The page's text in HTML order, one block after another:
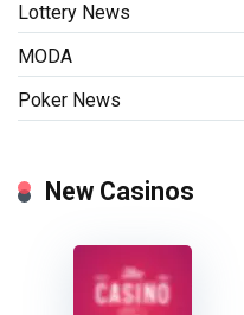
Lottery News
MODA
Poker News
New Casinos